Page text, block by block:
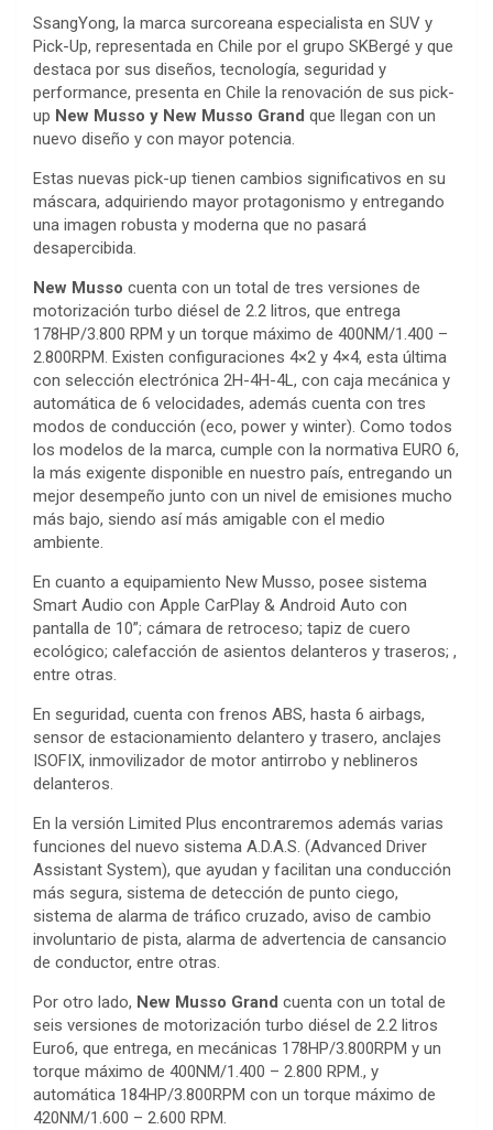
SsangYong, la marca surcoreana especialista en SUV y
Pick-Up, representada en Chile por el grupo SKBergé y que
destaca por sus diseños, tecnología, seguridad y
performance, presenta en Chile la renovación de sus pick-
up New Musso y New Musso Grand que llegan con un
nuevo diseño y con mayor potencia.
Estas nuevas pick-up tienen cambios significativos en su
máscara, adquiriendo mayor protagonismo y entregando
una imagen robusta y moderna que no pasará
desapercibida.
New Musso cuenta con un total de tres versiones de
motorización turbo diésel de 2.2 litros, que entrega
178HP/3.800 RPM y un torque máximo de 400NM/1.400 –
2.800RPM. Existen configuraciones 4×2 y 4×4, esta última
con selección electrónica 2H-4H-4L, con caja mecánica y
automática de 6 velocidades, además cuenta con tres
modos de conducción (eco, power y winter). Como todos
los modelos de la marca, cumple con la normativa EURO 6,
la más exigente disponible en nuestro país, entregando un
mejor desempeño junto con un nivel de emisiones mucho
más bajo, siendo así más amigable con el medio
ambiente.
En cuanto a equipamiento New Musso, posee sistema
Smart Audio con Apple CarPlay & Android Auto con
pantalla de 10”; cámara de retroceso; tapiz de cuero
ecológico; calefacción de asientos delanteros y traseros; ,
entre otras.
En seguridad, cuenta con frenos ABS, hasta 6 airbags,
sensor de estacionamiento delantero y trasero, anclajes
ISOFIX, inmovilizador de motor antirrobo y neblineros
delanteros.
En la versión Limited Plus encontraremos además varias
funciones del nuevo sistema A.D.A.S. (Advanced Driver
Assistant System), que ayudan y facilitan una conducción
más segura, sistema de detección de punto ciego,
sistema de alarma de tráfico cruzado, aviso de cambio
involuntario de pista, alarma de advertencia de cansancio
de conductor, entre otras.
Por otro lado, New Musso Grand cuenta con un total de
seis versiones de motorización turbo diésel de 2.2 litros
Euro6, que entrega, en mecánicas 178HP/3.800RPM y un
torque máximo de 400NM/1.400 – 2.800 RPM., y
automática 184HP/3.800RPM con un torque máximo de
420NM/1.600 – 2.600 RPM.